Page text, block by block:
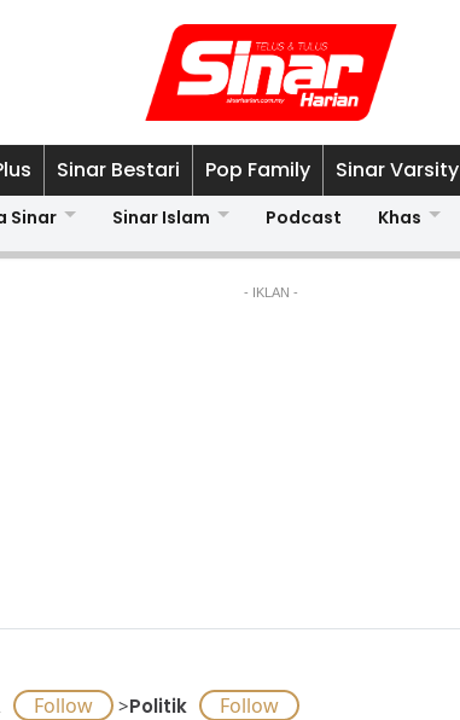
Sinar Bestari Pop Family Sinar Varsity
Sinar Sinar Islam Podcast Khas
- IKLAN -
>Politik